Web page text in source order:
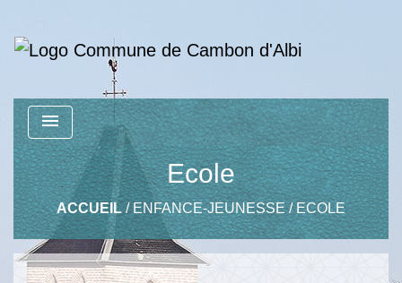
menu
Ecole
ACCUEIL/ ENFANCE-JEUNESSE/ECOLE